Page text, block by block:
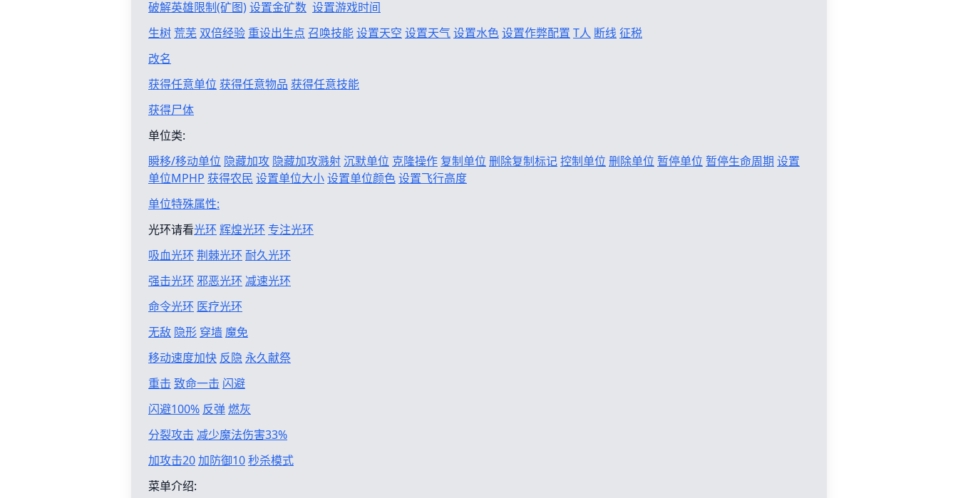
破解英雄限制(矿图)设置金矿数 设置游戏时间
生树 荒芜 双倍经验 重设出生点 召唤技能设置天空 设置天气设置水色设置作弊配置 T人 断线征税
改名
获得任意单位 获得任意物品 获得任意技能
获得尸体
单位类:
瞬移/移动单位 隐藏加攻 隐藏加攻溅射沉默单位 克隆操作 复制单位 删除复制标记控制单位 删除单位 暂停单位 暂停生命周期 设置
单位MPHP 获得农民 设置单位大小设置单位颜色设置飞行高度
单位特殊属性:
光环请看光环 辉煌光环 专注光环
吸血光环 荆棘光环 耐久光环
强击光环 邪恶光环 减速光环
命令光环 医疗光环
无敌 隐形 穿墙 魔免
移动速度加快 反隐 永久献祭
重击 致命一击 闪避
闪避100% 反弹燃灰
分裂攻击 减少魔法伤害33%
加攻击20加防御10秒杀模式
菜单介绍: